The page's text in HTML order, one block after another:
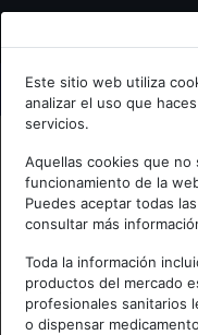
Bienvenid@ a
Escribe tu Email
Accede o regístrate
Este sitio web utiliza
analizar el uso que
servicios.
Aquellas cookies que no
funcionamiento de la
Puedes aceptar todas
consultar más
Toda la información
productos del mercado
profesionales sanitarios
o dispensar